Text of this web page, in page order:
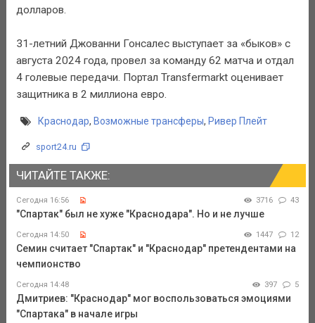
долларов.
31-летний Джованни Гонсалес выступает за «быков» с
августа 2024 года, провел за команду 62 матча и отдал
4 голевые передачи. Портал Transfermarkt оценивает
защитника в 2 миллиона евро.
Краснодар, Возможные трансферы, Ривер Плейт
sport24.ru
ЧИТАЙТЕ ТАКЖЕ:
Сегодня 16:56 3716 43
"Спартак" был не хуже "Краснодара". Но и не лучше
Сегодня 14:50 1447 12
Семин считает "Спартак" и "Краснодар" претендентами на
чемпионство
Сегодня 14:48 397 5
Дмитриев: "Краснодар" мог воспользоваться эмоциями
"Спартака" в начале игры